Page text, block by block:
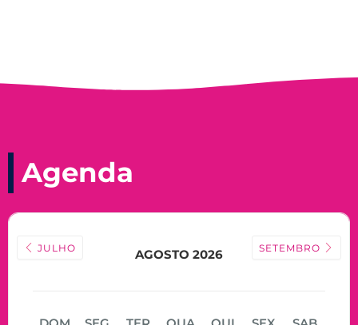
Agenda
JULHO AGOSTO 2026 SETEMBRO